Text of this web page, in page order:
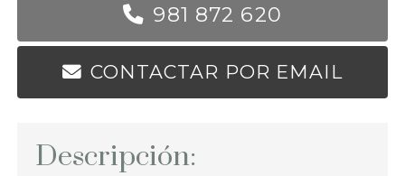
981 872 620
CONTACTAR POR EMAIL
Descripción: